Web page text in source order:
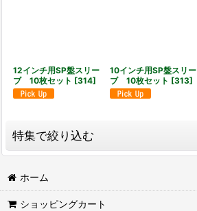
12インチ用SP盤スリー
ブ 10枚セット [314]
10インチ用SP盤スリー
ブ 10枚セット [313]
特集で絞り込む
カスタムメイド・オルゴール
3,000円以下
ホーム
ショッピングカート